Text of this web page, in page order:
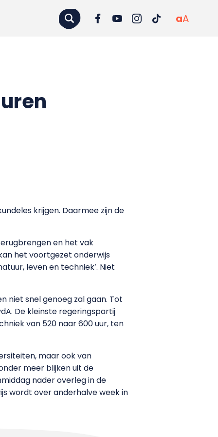
aA
krijgen. Daarmee zijn de
en het vak
het voortgezet onderwijs
leven en techniek’. Niet
niet snel genoeg zal gaan. Tot
De kleinste regeringspartij
van 520 naar 600 uur, ten
maar ook van
meer blijken uit de
nader overleg in de
wordt over anderhalve week in